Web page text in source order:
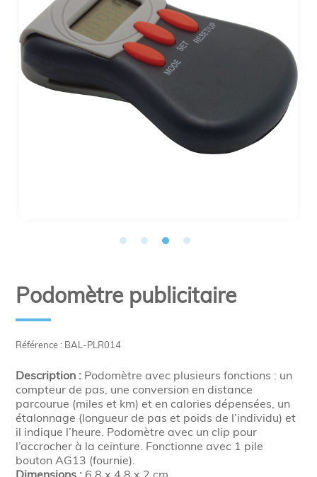
Référence : BAL-PLR014
Podomètre publicitaire
Description : Podomètre avec plusieurs fonctions : un
compteur de pas, une conversion en distance
parcourue (miles et km) et en calories dépensées, un
étalonnage (longueur de pas et poids de l’individu) et
il indique l’heure. Podomètre avec un clip pour
l’accrocher à la ceinture. Fonctionne avec 1 pile
bouton AG13 (fournie).
Dimensions : 6,8 x 4,8 x 2 cm.